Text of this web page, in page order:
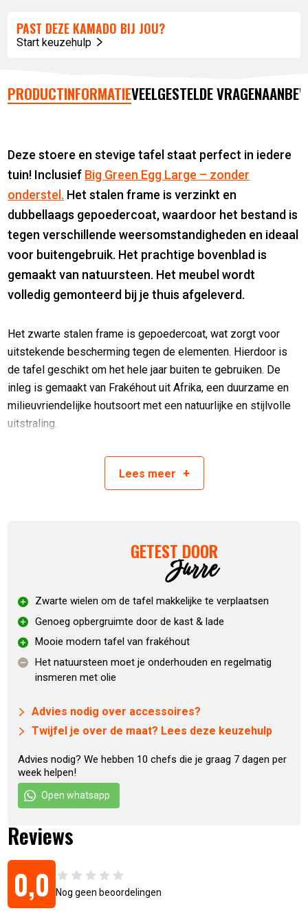
PAST DEZE KAMADO BIJ JOU?
Start keuzehulp
PRODUCTINFORMATIEVEELGESTELDE VRAGEN
Deze stoere en stevige tafel staat perfect in iedere
tuin! Inclusief Big Green Egg Large – zonder
onderstel. Het stalen frame is verzinkt en
dubbellaags gepoedercoat, waardoor het bestand is
tegen verschillende weersomstandigheden en ideaal
voor buitengebruik. Het prachtige bovenblad is
gemaakt van natuursteen. Het meubel wordt
volledig gemonteerd bij je thuis afgeleverd.
Het zwarte stalen frame is gepoedercoat, wat zorgt voor
uitstekende bescherming tegen de elementen. Hierdoor is
de tafel geschikt om het hele jaar buiten te gebruiken. De
inleg is gemaakt van Frakéhout uit Afrika, een duurzame en
milieuvriendelijke houtsoort met een natuurlijke en stijlvolle
uitstraling.
lade, biedt de tafel voldoende ruimte voor jouw kamado en
accessoires. De kamado zet je stabiel in een tafelnest of
voorzien zijn van een rem. Perfect voor flexibel gebruik in je
Natuurstenen blad
Het 2 cm dikke natuurstenen blad voegt niet alleen een luxe
uitstraling toe, maar biedt ook praktische voordelen. Het is
bestand tegen vocht en vlekken, en eenvoudig schoon te
gerechten en het plaatsen van accessoires zonder zorgen.
Signature + Big Green Egg Large
InclusiefBig Green Egg Large – zonder onderstel
Inclusief tafelnest
Met kast en lade voor voldoende opslagruimte
Duurzaam frakéhout uit Afrika
Stalenframe
Verzinkt dubbellaags gepoedercoat.
Echt voor buiten gebruik
Lees meer +
GETEST DOOR
Jurre
Zwarte wielen om de tafel makkelijke te verplaatsen
Genoeg opbergruimte door de kast & lade
Mooie modern tafel van frakéhout
Het natuursteen moet je onderhouden en regelmatig
insmeren met olie
Advies nodig over accessoires?
Twijfel je over de maat? Lees deze keuzehulp
Advies nodig? We hebben 10 chefs die je graag 7 dagen per
week helpen!
Open whatsapp
Reviews
0,0 Nog geen beoordelingen